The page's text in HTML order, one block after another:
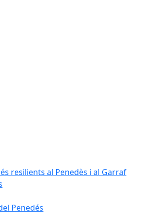
resilients al Penedès i al Garraf
Penedés